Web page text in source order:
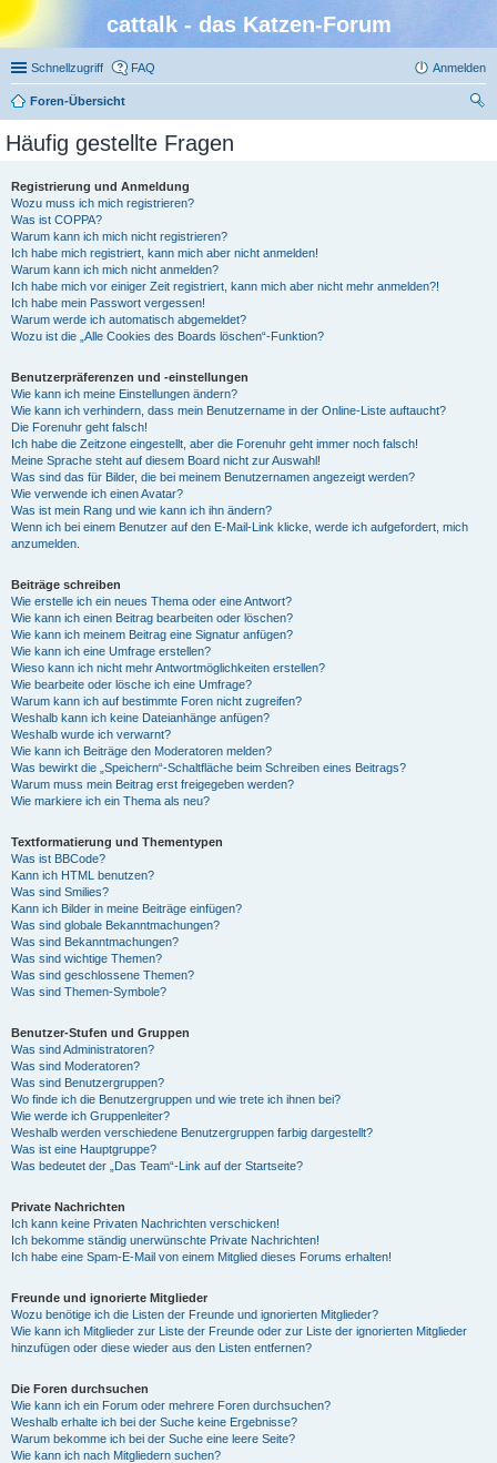
cattalk - das Katzen-Forum
Schnellzugriff FAQ Anmelden
Foren-Übersicht
Häufig gestellte Fragen
Registrierung und Anmeldung
Wozu muss ich mich registrieren?
Was ist COPPA?
Warum kann ich mich nicht registrieren?
Ich habe mich registriert, kann mich aber nicht anmelden!
Warum kann ich mich nicht anmelden?
Ich habe mich vor einiger Zeit registriert, kann mich aber nicht mehr anmelden?!
Ich habe mein Passwort vergessen!
Warum werde ich automatisch abgemeldet?
Wozu ist die „Alle Cookies des Boards löschen“-Funktion?
Benutzerpräferenzen und -einstellungen
Wie kann ich meine Einstellungen ändern?
Wie kann ich verhindern, dass mein Benutzername in der Online-Liste auftaucht?
Die Forenuhr geht falsch!
Ich habe die Zeitzone eingestellt, aber die Forenuhr geht immer noch falsch!
Meine Sprache steht auf diesem Board nicht zur Auswahl!
Was sind das für Bilder, die bei meinem Benutzernamen angezeigt werden?
Wie verwende ich einen Avatar?
Was ist mein Rang und wie kann ich ihn ändern?
Wenn ich bei einem Benutzer auf den E-Mail-Link klicke, werde ich aufgefordert, mich
anzumelden.
Beiträge schreiben
Wie erstelle ich ein neues Thema oder eine Antwort?
Wie kann ich einen Beitrag bearbeiten oder löschen?
Wie kann ich meinem Beitrag eine Signatur anfügen?
Wie kann ich eine Umfrage erstellen?
Wieso kann ich nicht mehr Antwortmöglichkeiten erstellen?
Wie bearbeite oder lösche ich eine Umfrage?
Warum kann ich auf bestimmte Foren nicht zugreifen?
Weshalb kann ich keine Dateianhänge anfügen?
Weshalb wurde ich verwarnt?
Wie kann ich Beiträge den Moderatoren melden?
Was bewirkt die „Speichern“-Schaltfläche beim Schreiben eines Beitrags?
Warum muss mein Beitrag erst freigegeben werden?
Wie markiere ich ein Thema als neu?
Textformatierung und Thementypen
Was ist BBCode?
Kann ich HTML benutzen?
Was sind Smilies?
Kann ich Bilder in meine Beiträge einfügen?
Was sind globale Bekanntmachungen?
Was sind Bekanntmachungen?
Was sind wichtige Themen?
Was sind geschlossene Themen?
Was sind Themen-Symbole?
Benutzer-Stufen und Gruppen
Was sind Administratoren?
Was sind Moderatoren?
Was sind Benutzergruppen?
Wo finde ich die Benutzergruppen und wie trete ich ihnen bei?
Wie werde ich Gruppenleiter?
Weshalb werden verschiedene Benutzergruppen farbig dargestellt?
Was ist eine Hauptgruppe?
Was bedeutet der „Das Team“-Link auf der Startseite?
Private Nachrichten
Ich kann keine Privaten Nachrichten verschicken!
Ich bekomme ständig unerwünschte Private Nachrichten!
Ich habe eine Spam-E-Mail von einem Mitglied dieses Forums erhalten!
Freunde und ignorierte Mitglieder
Wozu benötige ich die Listen der Freunde und ignorierten Mitglieder?
Wie kann ich Mitglieder zur Liste der Freunde oder zur Liste der ignorierten Mitglieder
hinzufügen oder diese wieder aus den Listen entfernen?
Die Foren durchsuchen
Wie kann ich ein Forum oder mehrere Foren durchsuchen?
Weshalb erhalte ich bei der Suche keine Ergebnisse?
Warum bekomme ich bei der Suche eine leere Seite?
Wie kann ich nach Mitgliedern suchen?